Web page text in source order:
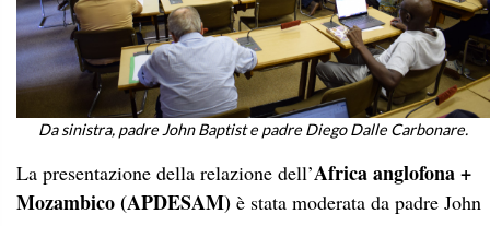
Da sinistra, padre John Baptist e padre Diego Dalle Carbonare.
La presentazione della relazione dell’Africa anglofona +
Mozambico (APDESAM) è stata moderata da padre John